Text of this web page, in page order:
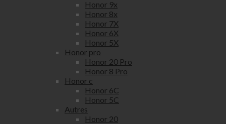
Honor 9x
Honor 8x
Honor 7X
Honor 6X
Honor 5X
Honor pro
Honor 20 Pro
Honor 8 Pro
Honor c
Honor 6C
Honor 5C
Autres
Honor 20